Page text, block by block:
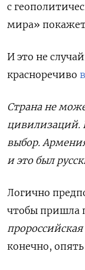
с
мира»
И это не
красноречиво
Страна не
цивилизаций.
выбор.
и это был
Логично
чтобы пришла
пророссийская
конечно,